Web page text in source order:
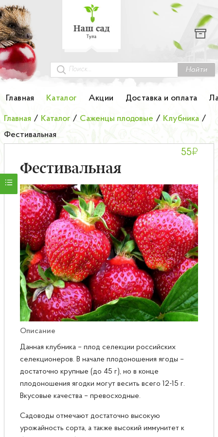
Найти
Главная Каталог Акции Доставка и оплата
Каталог
Гортензии
Грунты
Колоновидные деревья
Лук-севок
Малина
Мини-деревья
НОВИНКА Английские и Японские розы
Саженцы плодовые
Сирень
Главная / Каталог / Саженцы плодовые / Клубника /
Фестивальная
Фестивальная
55₽
Описание
Данная клубника – плод селекции российских
селекционеров. В начале плодоношения ягоды –
достаточно крупные (до 45 г), но в конце
плодоношения ягодки могут весить всего 12-15 г.
Вкусовые качества – превосходные.
Садоводы отмечают достаточно высокую
урожайность сорта, а также высокий иммунитет к